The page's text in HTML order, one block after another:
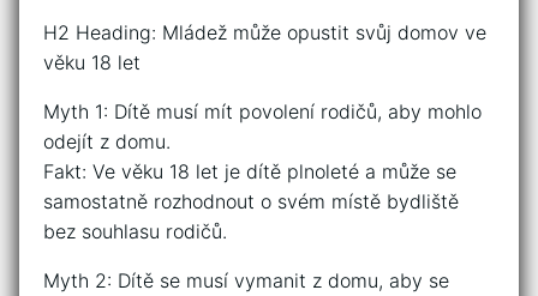
H2 Heading: Mládež může opustit svůj domov ve
věku 18 let
Myth 1: Dítě musí mít povolení rodičů, aby mohlo
odejít z domu.
Fakt: Ve věku 18 let je dítě plnoleté a může se
samostatně rozhodnout o svém místě bydliště
bez souhlasu rodičů.
Myth 2: Dítě se musí vymanit z domu, aby se